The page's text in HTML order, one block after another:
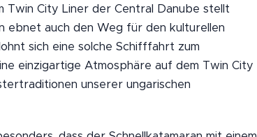
Twin City Liner der Central Danube stellt
ebnet auch den Weg für den kulturellen
sich eine solche Schifffahrt zum
einzigartige Atmosphäre auf dem Twin City
unserer ungarischen